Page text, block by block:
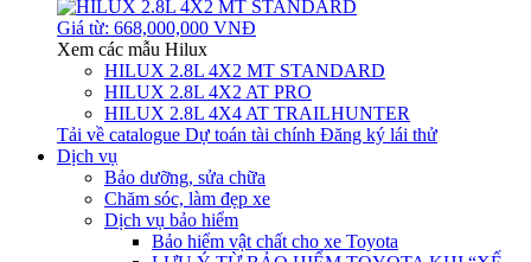
Giá từ: 668,000,000 VNĐ
Xem các mẫu Hilux
HILUX 2.8L 4X2 MT STANDARD
HILUX 2.8L 4X2 AT PRO
HILUX 2.8L 4X4 AT TRAILHUNTER
Tải về catalogue Dự toán tài chính Đăng ký lái thử
Dịch vụ
Bảo dưỡng, sửa chữa
Chăm sóc, làm đẹp xe
Dịch vụ bảo hiểm
Bảo hiểm vật chất cho xe Toyota